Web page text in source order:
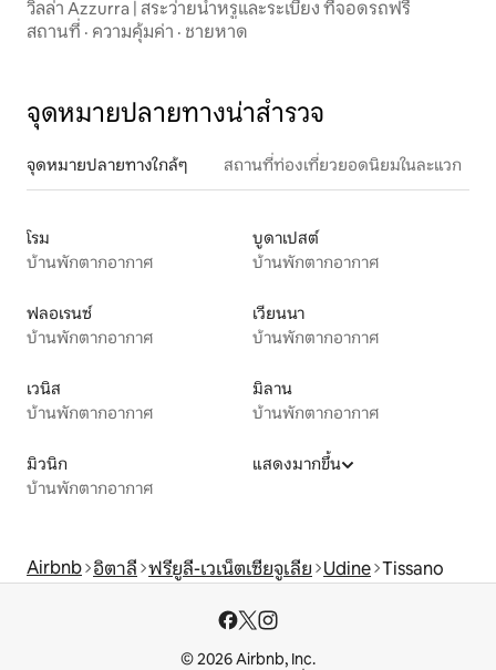
วิลล่า Azzurra | สระว่ายน้ำหรูและระเบียง ที่จอดรถฟรี
สถานที่ · ความคุ้มค่า · ชายหาด
จุดหมายปลายทางน่าสำรวจ
จุดหมายปลายทางใกล้ๆ สถานที่ท่องเที่ยวยอดนิยมในละแวก
โรม
บ้านพักตากอากาศ
บูดาเปสต์
บ้านพักตากอากาศ
ฟลอเรนซ์
บ้านพักตากอากาศ
เวียนนา
บ้านพักตากอากาศ
เวนิส
บ้านพักตากอากาศ
มิลาน
บ้านพักตากอากาศ
มิวนิก
บ้านพักตากอากาศ
แสดงมากขึ้น
Airbnb อิตาลี ฟรียูลี-เวเน็ตเซียจูเลีย Udine Tissano
© 2026 Airbnb, Inc.